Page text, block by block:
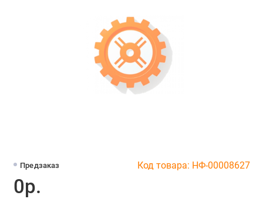
Предзаказ Код товара: НФ-00008627
0р.